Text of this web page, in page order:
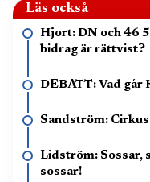
Läs också
Hjort: DN och 46
bidrag är rättvist?
DEBATT: Vad
Sandström:
Lidström: Sossar,
sossar!